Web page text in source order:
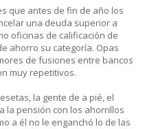
que antes de fin de año los
una deuda superior a
oficinas de calificación de
ahorro su categoría. Opas
de fusiones entre bancos
muy repetitivos.
la gente de a pié, el
la pensión con los ahorrillos
a él no le enganchó lo de las